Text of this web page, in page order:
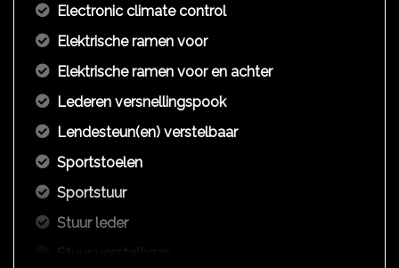
Electronic climate control
Elektrische ramen voor
Elektrische ramen voor en achter
Lederen versnellingspook
Lendesteun(en) verstelbaar
Sportstoelen
Sportstuur
Stuur leder
Stuur verstelbaar